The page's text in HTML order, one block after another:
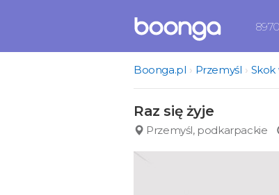
Boonga.pl Przemyśl
Raz się żyje
Przemyśl, podkarpackie